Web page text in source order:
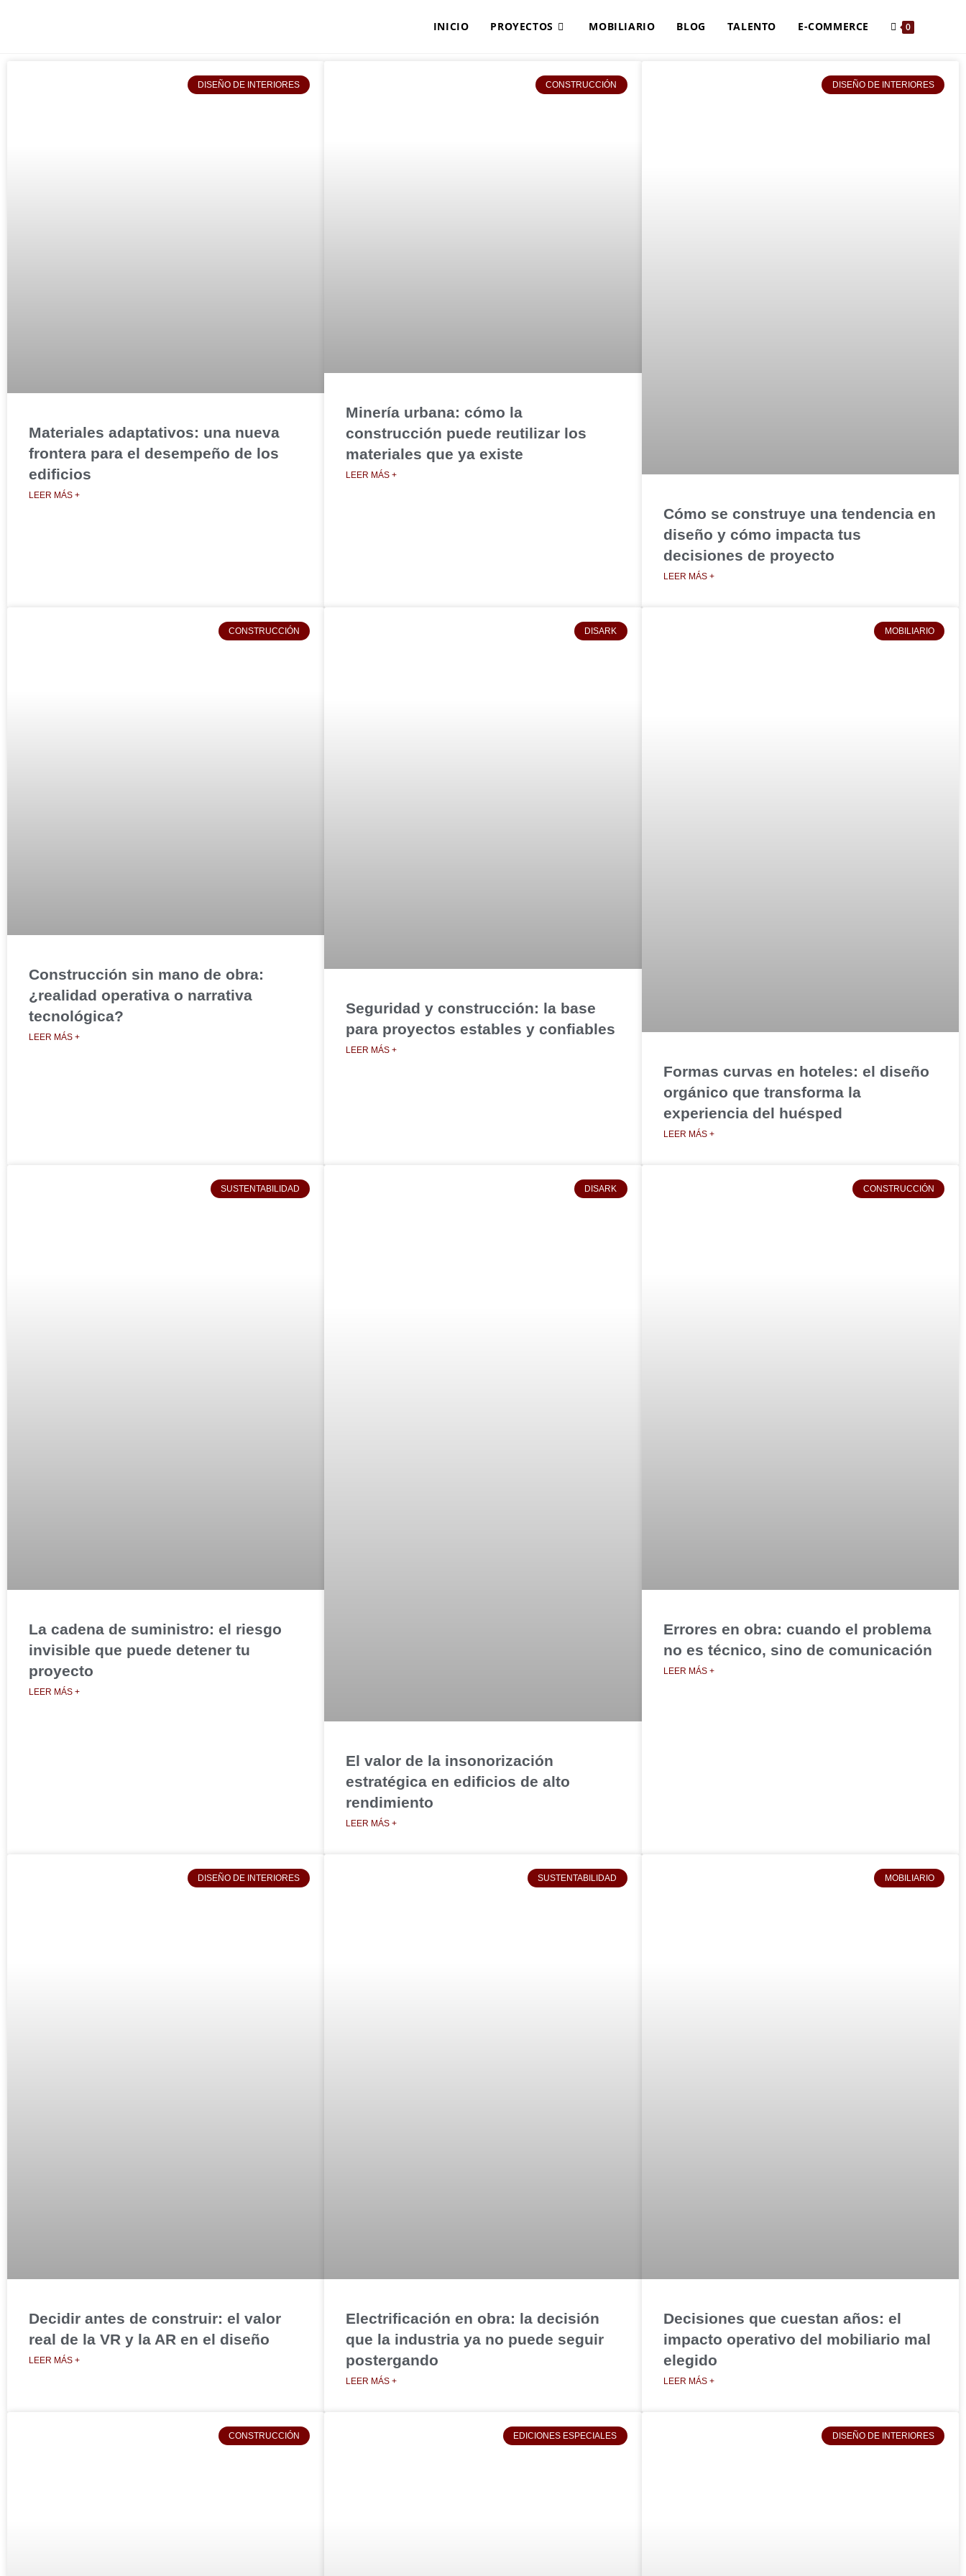
INICIO PROYECTOS MOBILIARIO BLOG TALENTO E-COMMERCE 0
DISEÑO DE INTERIORES
Materiales adaptativos: una nueva
frontera para el desempeño de los
edificios
LEER MÁS +
CONSTRUCCIÓN
Minería urbana: cómo la
construcción puede reutilizar los
materiales que ya existe
LEER MÁS +
DISEÑO DE INTERIORES
Cómo se construye una tendencia en
diseño y cómo impacta tus
decisiones de proyecto
LEER MÁS +
CONSTRUCCIÓN
Construcción sin mano de obra:
¿realidad operativa o narrativa
tecnológica?
LEER MÁS +
DISARK
Seguridad y construcción: la base
para proyectos estables y confiables
LEER MÁS +
MOBILIARIO
Formas curvas en hoteles: el diseño
orgánico que transforma la
experiencia del huésped
LEER MÁS +
SUSTENTABILIDAD
La cadena de suministro: el riesgo
invisible que puede detener tu
proyecto
LEER MÁS +
DISARK
El valor de la insonorización
estratégica en edificios de alto
rendimiento
LEER MÁS +
CONSTRUCCIÓN
Errores en obra: cuando el problema
no es técnico, sino de comunicación
LEER MÁS +
DISEÑO DE INTERIORES
Decidir antes de construir: el valor
real de la VR y la AR en el diseño
LEER MÁS +
SUSTENTABILIDAD
Electrificación en obra: la decisión
que la industria ya no puede seguir
postergando
LEER MÁS +
MOBILIARIO
Decisiones que cuestan años: el
impacto operativo del mobiliario mal
elegido
LEER MÁS +
CONSTRUCCIÓN EDICIONES ESPECIALES DISEÑO DE INTERIORES